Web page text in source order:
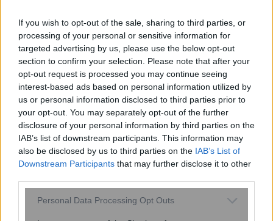
If you wish to opt-out of the sale, sharing to third parties, or
processing of your personal or sensitive information for
targeted advertising by us, please use the below opt-out
section to confirm your selection. Please note that after your
opt-out request is processed you may continue seeing
interest-based ads based on personal information utilized by
us or personal information disclosed to third parties prior to
your opt-out. You may separately opt-out of the further
disclosure of your personal information by third parties on the
IAB’s list of downstream participants. This information may
also be disclosed by us to third parties on the IAB’s List of
Downstream Participants that may further disclose it to other
Please note that this website/app uses one or more Google
Personal Data Processing Opt Outs
ΕΙΝΑΠ: Καταγγέλλει αιφνιδιαστική
αλλαγή στο πρόγραμμα εφημεριών